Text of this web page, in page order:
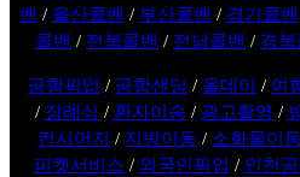
밴 / 울산콜밴 / 부산콜밴 / 경기콜밴
콜밴 / 전북콜밴 / 전남콜밴 / 경북
공항픽업 / 공항샌딩 / 올데이 / 여
/ 장례식 / 환자이송 / 광고촬영 /
컨시어지 / 지방이동 / 소화물이동
피켓서비스 / 외국인픽업 / 인천